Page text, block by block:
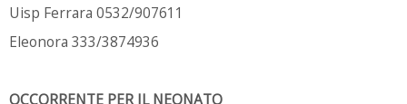
Uisp Ferrara 0532/907611
Eleonora 333/3874936
OCCORRENTE PER IL NEONATO